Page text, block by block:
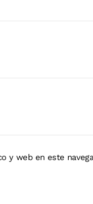
y web en este